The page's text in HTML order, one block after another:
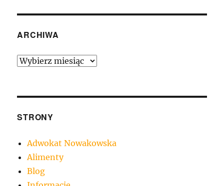
ARCHIWA
Archiwa
STRONY
Adwokat Nowakowska
Alimenty
Blog